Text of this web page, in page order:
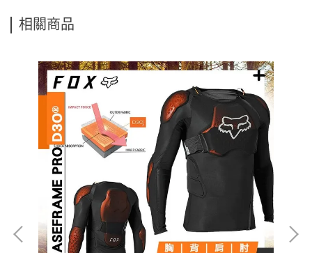
相關商品